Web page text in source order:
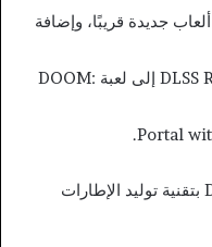
125 لعبة وتطبيق، إلى جانب إطلاق 10 ألعاب جديدة قريبًا، وإضافة
Path Tracing وDLSS Ray Reconstruction إلى لعبة DOOM:
أكثر من 125 لعبة وتطبيق بدعم DLSS 4 بتقنية توليد الإطارات